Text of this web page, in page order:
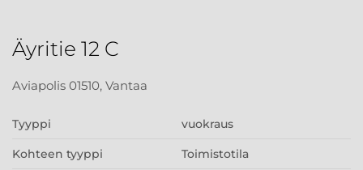
Äyritie 12 C
Aviapolis 01510, Vantaa
Tyyppi vuokraus
Kohteen tyyppi Toimistotila